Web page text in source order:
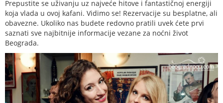
Prepustite se uživanju uz najveće hitove i fantastičnoj energiji
koja vlada u ovoj kafani. Vidimo se! Rezervacije su besplatne, ali
obavezne. Ukoliko nas budete redovno pratili uvek ćete prvi
saznati sve najbitnije informacije vezane za noćni život
Beograda.